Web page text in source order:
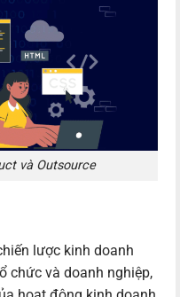
và Outsource
lược kinh doanh
chức và doanh nghiệp,